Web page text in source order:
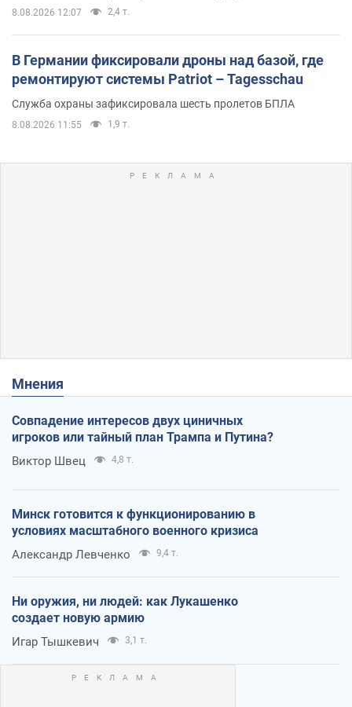
8.08.2026 12:07 2,4 т.
В Германии фиксировали дроны над базой, где
ремонтируют системы Patriot – Tagesschau
Служба охраны зафиксировала шесть пролетов БПЛА
8.08.2026 11:55 1,9 т.
Мнения
Совпадение интересов двух циничных
игроков или тайный план Трампа и Путина?
Виктор Швец 4,8 т.
Минск готовится к функционированию в
условиях масштабного военного кризиса
Александр Левченко 9,4 т.
Ни оружия, ни людей: как Лукашенко
создает новую армию
Игар Тышкевич 3,1 т.